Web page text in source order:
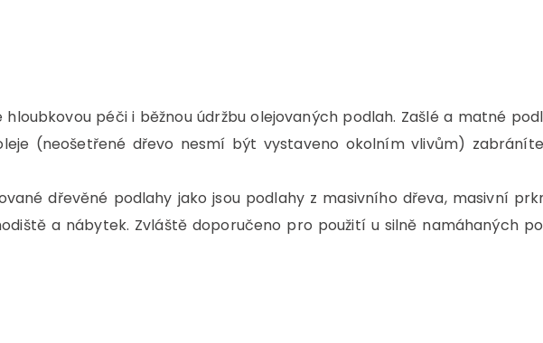
hloubkovou péči i běžnou údržbu olejovaných podlah. Zašlé a matné
(neošetřené dřevo nesmí být vystaveno okolním vlivům)
dřevěné podlahy jako jsou podlahy z masivního dřeva, masivní
a nábytek. Zvláště doporučeno pro použití u silně namáhaných